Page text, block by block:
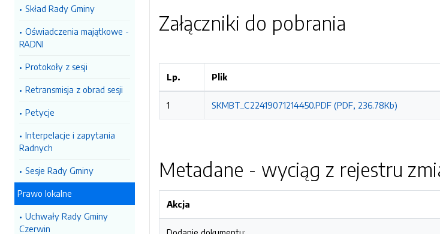
Skład Rady Gminy
Oświadczenia majątkowe -
RADNI
Protokoły z sesji
Retransmisja z obrad sesji
Petycje
Interpelacje i zapytania
Radnych
Sesje Rady Gminy
Prawo lokalne
Uchwały Rady Gminy
Czerwin
Załączniki do pobrania
Lp. Plik
1 SKMBT_C22419071214450.PDF (PDF, 236.78Kb)
Metadane - wyciąg z rejestru
Akcja